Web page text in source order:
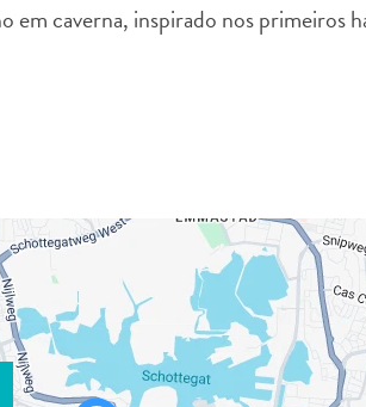
em caverna, inspirado nos primeiros